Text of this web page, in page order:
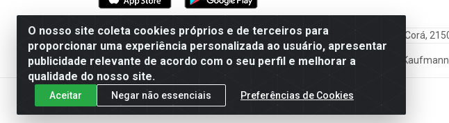
O nosso site coleta cookies próprios e de terceiros para
proporcionar uma experiência personalizada ao usuário, apresentar
publicidade relevante de acordo com o seu perfil e melhorar a
qualidade do nosso site.
Aceitar Negar não essenciais Preferências de Cookies
Matriz: VoiceData Systemas Integrados Ltda - Rua Cerro Corá,
Filial: VoiceData - Rua João